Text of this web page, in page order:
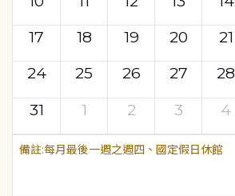
17
18 19 20 21
24
25 26 27 28
31
1 2 3 4
每月最後一週之週四、國定假日休館